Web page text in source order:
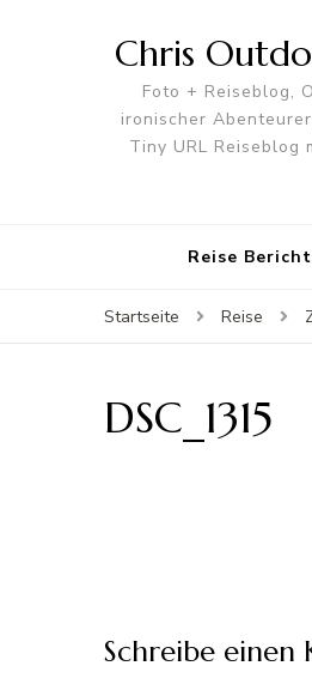
Chris
Foto + Reiseblog,
ironischer
Tiny URL
Reise
Startseite Reise
DSC_1315
Schreibe einen